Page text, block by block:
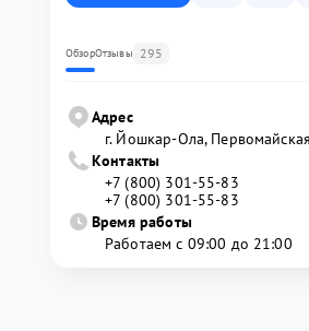
ОбзорОтзывы 295
Адрес
г. Йошкар-Ола,
Контакты
+7 (800) 301-55-83
+7 (800) 301-55-83
Время работы
Работаем с 09:00 до 21:00